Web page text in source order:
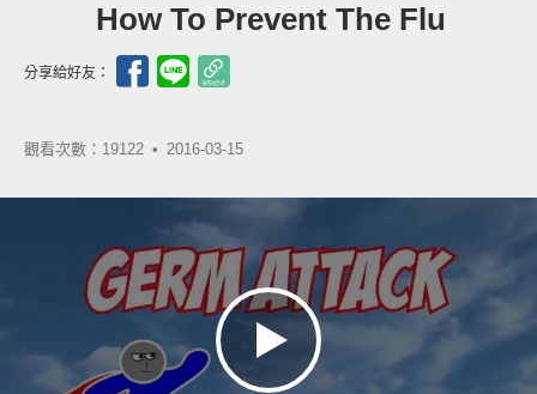
How To Prevent The Flu
分享給好友：
觀看次數：19122 • 2016-03-15